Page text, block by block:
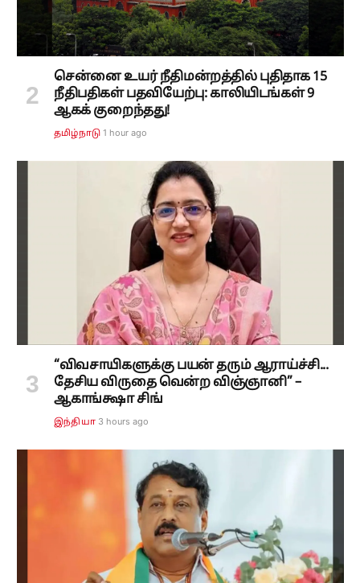
சென்னை உயர் நீதிமன்றத்தில் புதிதாக 15
நீதிபதிகள் பதவியேற்பு: காலியிடங்கள் 9
ஆகக் குறைந்தது!
தமிழ்நாடு 1 hour ago
“விவசாயிகளுக்கு பயன் தரும் ஆராய்ச்சி...
தேசிய விருதை வென்ற விஞ்ஞானி” –
ஆகாங்க்ஷா சிங்
இந்தியா 3 hours ago